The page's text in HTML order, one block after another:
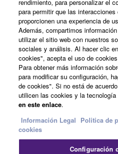
España - Spanish
Empresa
Contacte con
rendimiento, para personalizar el
para permitir que las
proporcionen una experiencia de
Además, compartimos
utilizar el sitio web con nuestros
sociales y análisis. Al hacer clic
cookies", acepta el uso de
Para obtener más información
para modificar su configuración,
de cookies". Si no está de
utilicen las cookies y la
en este enlace.
Información Legal Politica de
cookies
Configuración